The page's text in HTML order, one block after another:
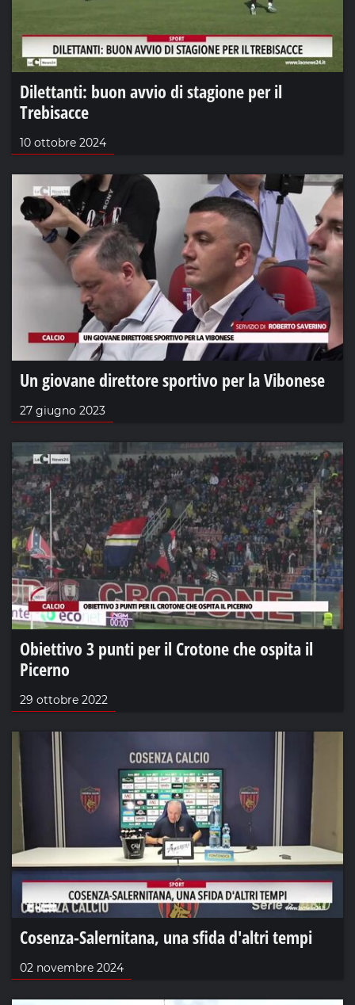
Dilettanti: buon avvio di stagione per il
Trebisacce
10 ottobre 2024
Un giovane direttore sportivo per la Vibonese
27 giugno 2023
Obiettivo 3 punti per il Crotone che ospita il
Picerno
29 ottobre 2022
Cosenza-Salernitana, una sfida d'altri tempi
02 novembre 2024